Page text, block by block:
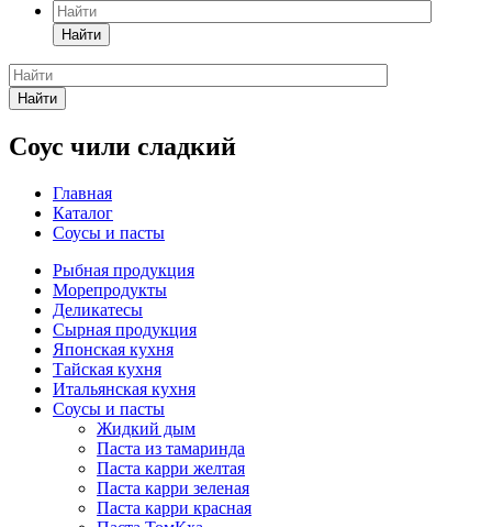
Найти
Найти
Соус чили сладкий
Главная
Каталог
Соусы и пасты
Рыбная продукция
Морепродукты
Деликатесы
Сырная продукция
Японская кухня
Тайская кухня
Итальянская кухня
Соусы и пасты
Жидкий дым
Паста из тамаринда
Паста карри желтая
Паста карри зеленая
Паста карри красная